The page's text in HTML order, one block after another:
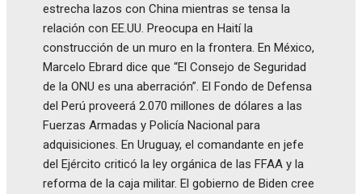
estrecha lazos con China mientras se tensa la
relación con EE.UU. Preocupa en Haití la
construcción de un muro en la frontera. En México,
Marcelo Ebrard dice que “El Consejo de Seguridad
de la ONU es una aberración”. El Fondo de Defensa
del Perú proveerá 2.070 millones de dólares a las
Fuerzas Armadas y Policía Nacional para
adquisiciones. En Uruguay, el comandante en jefe
del Ejército criticó la ley orgánica de las FFAA y la
reforma de la caja militar. El gobierno de Biden cree